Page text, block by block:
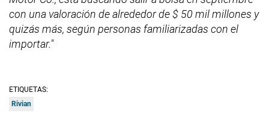
con una valoración de alrededor de $ 50 mil millones y
quizás más, según personas familiarizadas con el
importar."
ETIQUETAS:
Rivian